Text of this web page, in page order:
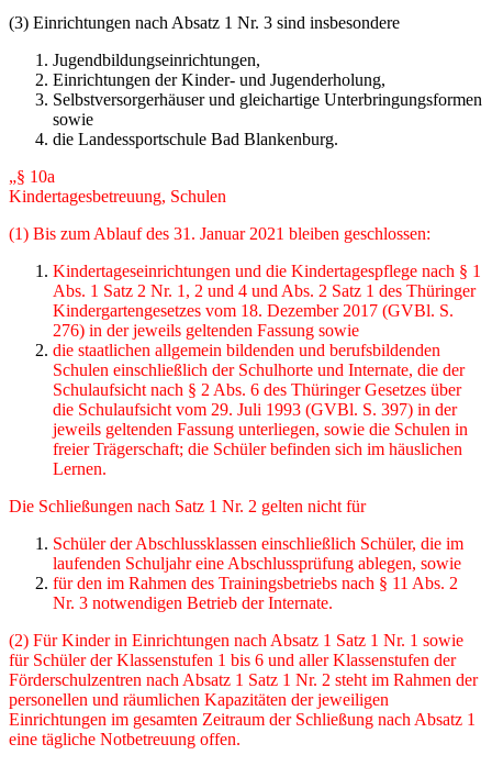
(3) Einrichtungen nach Absatz 1 Nr. 3 sind insbesondere
Jugendbildungseinrichtungen,
Einrichtungen der Kinder- und Jugenderholung,
Selbstversorgerhäuser und gleichartige Unterbringungsformen
sowie
die Landessportschule Bad Blankenburg.
„§ 10a
Kindertagesbetreuung, Schulen
(1) Bis zum Ablauf des 31. Januar 2021 bleiben geschlossen:
Kindertageseinrichtungen und die Kindertagespflege nach § 1
Abs. 1 Satz 2 Nr. 1, 2 und 4 und Abs. 2 Satz 1 des Thüringer
Kindergartengesetzes vom 18. Dezember 2017 (GVBl. S.
276) in der jeweils geltenden Fassung sowie
die staatlichen allgemein bildenden und berufsbildenden
Schulen einschließlich der Schul­horte und Internate, die der
Schulaufsicht nach § 2 Abs. 6 des Thüringer Gesetzes über
die Schulaufsicht vom 29. Juli 1993 (GVBl. S. 397) in der
jeweils geltenden Fassung unterlie­gen, sowie die Schulen in
freier Trägerschaft; die Schüler befinden sich im häuslichen
Ler­nen.
Die Schließungen nach Satz 1 Nr. 2 gelten nicht für
Schüler der Abschlussklassen einschließlich Schüler, die im
laufenden Schuljahr eine Ab­schlussprüfung ablegen, sowie
für den im Rahmen des Trainingsbetriebs nach § 11 Abs. 2
Nr. 3 notwendigen Betrieb der Internate.
(2) Für Kinder in Einrichtungen nach Absatz 1 Satz 1 Nr. 1 sowie
für Schüler der Klassenstu­fen 1 bis 6 und aller Klassenstufen der
Förderschulzentren nach Absatz 1 Satz 1 Nr. 2 steht im Rahmen der
personellen und räumlichen Kapazitäten der jeweiligen
Einrichtungen im ge­samten Zeitraum der Schließung nach Absatz 1
eine tägliche Notbetreuung offen.